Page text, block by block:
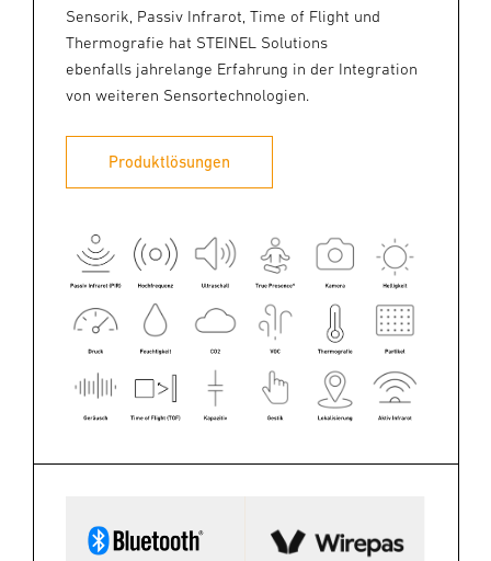
Sensorik, Passiv Infrarot, Time of Flight und
Thermografie hat STEINEL Solutions
ebenfalls jahrelange Erfahrung in der Integration
von weiteren Sensortechnologien.
Produktlösungen